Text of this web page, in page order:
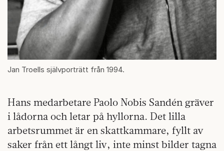
Jan Troells självporträtt från 1994.
Hans medarbetare Paolo Nobis Sandén gräver
i lådorna och letar på hyllorna. Det lilla
arbetsrummet är en skattkammare, fyllt av
saker från ett långt liv, inte minst bilder tagna